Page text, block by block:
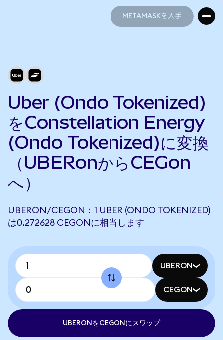
METAMASKを入手
Uber (Ondo Tokenized)
をConstellation Energy
(Ondo Tokenized)に変換
（UBERonからCEGon
へ）
UBERON/CEGON：1 UBER (ONDO TOKENIZED)
は0.272628 CEGONに相当します
UBERON
CEGON
UBERONをCEGONにスワップ